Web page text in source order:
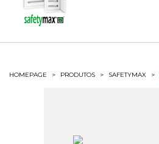
HOMEPAGE > PRODUTOS > SAFETYMAX >